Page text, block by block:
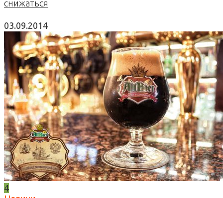
снижаться
03.09.2014
4